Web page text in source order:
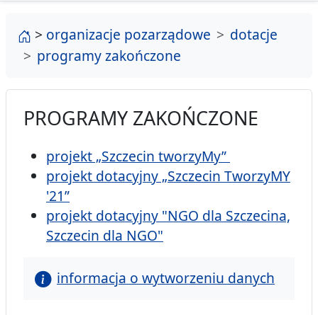
strona główna
> organizacje pozarządowe
dotacje
programy zakończone
PROGRAMY ZAKOŃCZONE
projekt „Szczecin tworzyMy”
projekt dotacyjny „Szczecin TworzyMY
'21”
projekt dotacyjny "NGO dla Szczecina,
Szczecin dla NGO"
informacja o wytworzeniu danych